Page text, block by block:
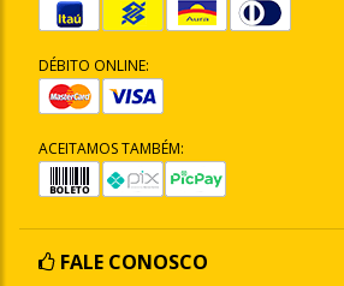
DÉBITO ONLINE:
ACEITAMOS TAMBÉM:
FALE CONOSCO